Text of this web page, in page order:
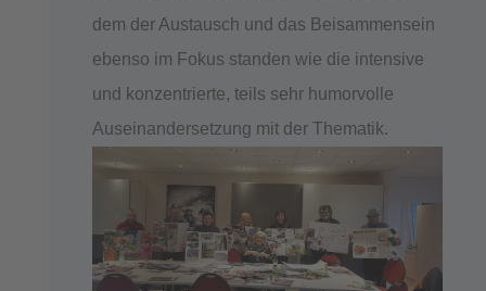
dem der Austausch und das Beisammensein
ebenso im Fokus standen wie die intensive
und konzentrierte, teils sehr humorvolle
Auseinandersetzung mit der Thematik.